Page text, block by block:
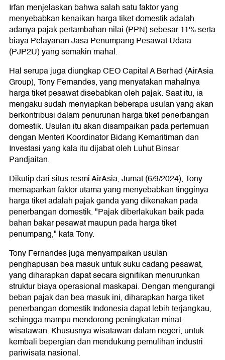
Irfan menjelaskan bahwa salah satu faktor yang
menyebabkan kenaikan harga tiket domestik adalah
adanya pajak pertambahan nilai (PPN) sebesar 11% serta
biaya Pelayanan Jasa Penumpang Pesawat Udara
(PJP2U) yang semakin mahal.
Hal serupa juga diungkap CEO Capital A Berhad (AirAsia
Group), Tony Fernandes, yang menyatakan mahalnya
harga tiket pesawat disebabkan oleh pajak. Saat itu, ia
mengaku sudah menyiapkan beberapa usulan yang akan
berkontribusi dalam penurunan harga tiket penerbangan
domestik. Usulan itu akan disampaikan pada pertemuan
dengan Menteri Koordinator Bidang Kemaritiman dan
Investasi yang kala itu dijabat oleh Luhut Binsar
Pandjaitan.
Dikutip dari situs resmi AirAsia, Jumat (6/9/2024), Tony
memaparkan faktor utama yang menyebabkan tingginya
harga tiket adalah pajak ganda yang dikenakan pada
penerbangan domestik. "Pajak diberlakukan baik pada
bahan bakar pesawat maupun pada harga tiket
penumpang," kata Tony.
Tony Fernandes juga menyampaikan usulan
penghapusan bea masuk untuk suku cadang pesawat,
yang diharapkan dapat secara signifikan menurunkan
struktur biaya operasional maskapai. Dengan mengurangi
beban pajak dan bea masuk ini, diharapkan harga tiket
penerbangan domestik Indonesia dapat lebih terjangkau,
sehingga mampu mendorong peningkatan minat
wisatawan. Khususnya wisatawan dalam negeri, untuk
kembali bepergian dan mendukung pemulihan industri
pariwisata nasional.